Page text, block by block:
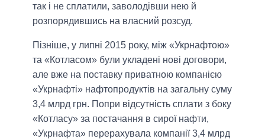
так і не сплатили, заволодівши нею й
розпорядившись на власний розсуд.
Пізніше, у липні 2015 року, між «Укрнафтою»
та «Котласом» були укладені нові договори,
але вже на поставку приватною компанією
«Укрнафті» нафтопродуктів на загальну суму
3,4 млрд грн. Попри відсутність сплати з боку
«Котласу» за постачання в сирої нафти,
«Укрнафта» перерахувала компанії 3,4 млрд